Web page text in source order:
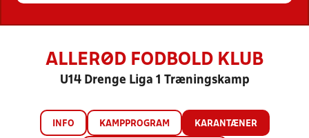
ALLERØD FODBOLD KLUB
U14 Drenge Liga 1 Træningskamp
INFO KAMPPROGRAM KARANTÆNER